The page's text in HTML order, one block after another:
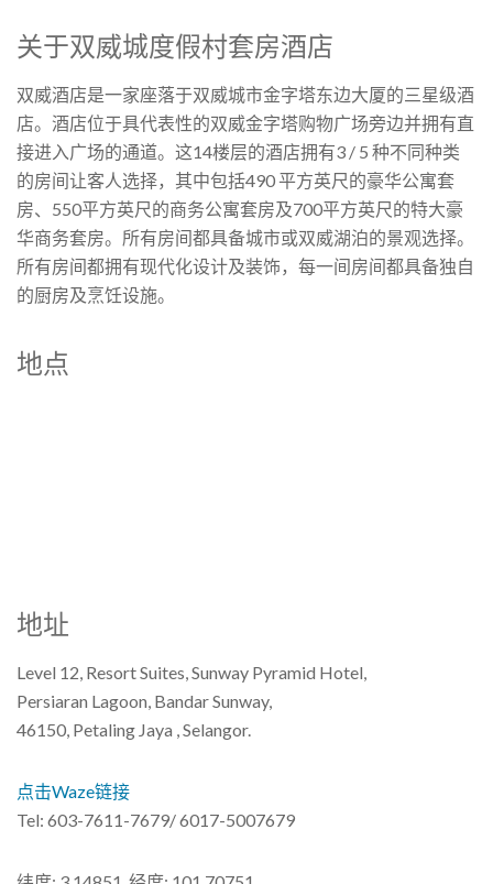
关于双威城度假村套房酒店
双威酒店是一家座落于双威城市金字塔东边大厦的三星级酒
店。酒店位于具代表性的双威金字塔购物广场旁边并拥有直
接进入广场的通道。这14楼层的酒店拥有3 / 5 种不同种类
的房间让客人选择，其中包括490 平方英尺的豪华公寓套
房、550平方英尺的商务公寓套房及700平方英尺的特大豪
华商务套房。所有房间都具备城市或双威湖泊的景观选择。
所有房间都拥有现代化设计及装饰，每一间房间都具备独自
的厨房及烹饪设施。
地点
地址
Level 12, Resort Suites, Sunway Pyramid Hotel,
Persiaran Lagoon, Bandar Sunway,
46150, Petaling Jaya , Selangor.
点击Waze链接
Tel: 603-7611-7679/ 6017-5007679